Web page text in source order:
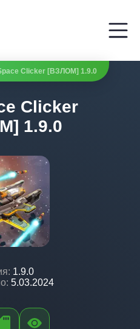
Clicker [ВЗЛОМ] 1.9.0
Clicker
1.9.0
1.9.0
5.03.2024